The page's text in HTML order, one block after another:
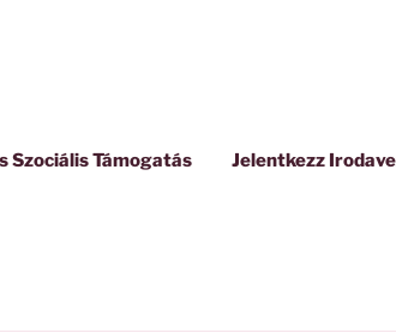
Szociális Támogatás
Jelentkezz